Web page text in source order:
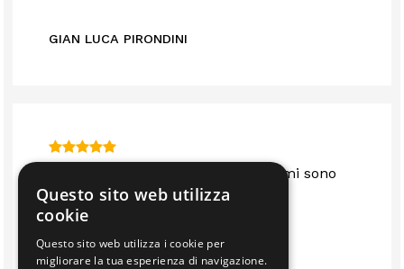
GIAN LUCA PIRONDINI
Sono anni che mi servo da loro e mi sono
sempre trovato bene.. consigliato
IMMOBILIARE EDIL 2F S.R.L.
Questo sito web utilizza
cookie
Questo sito web utilizza i cookie per
migliorare la tua esperienza di navigazione.